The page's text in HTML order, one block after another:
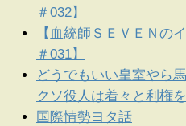
＃032】
【血統師ＳＥＶＥＮの
＃031】
どうでもいい皇室やら
クソ役人は着々と利権
国際情勢ヨタ話